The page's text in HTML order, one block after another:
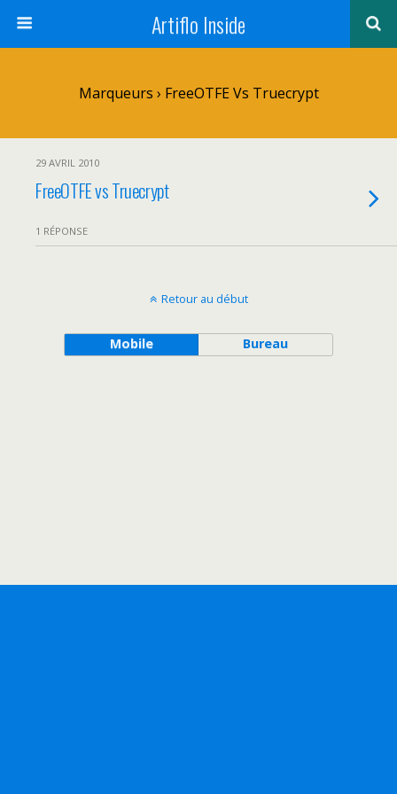
Artiflo Inside
Marqueurs › FreeOTFE Vs Truecrypt
29 AVRIL 2010
FreeOTFE vs Truecrypt
1 RÉPONSE
Retour au début
Mobile Bureau